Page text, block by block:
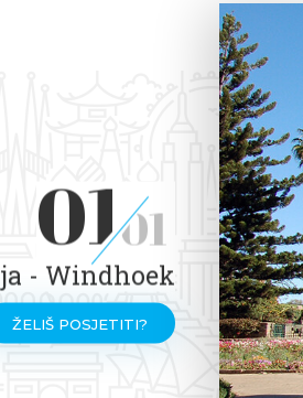
0101
- Windhoek
ŽELIŠ POSJETITI?